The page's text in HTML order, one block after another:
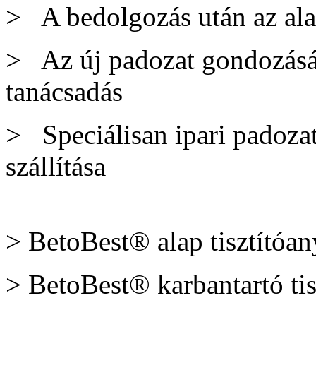
> A bedolgozás után az
> Az új padozat
tanácsadás
> Speciálisan ipari
szállítása
> BetoBest® alap
> BetoBest® karbantartó